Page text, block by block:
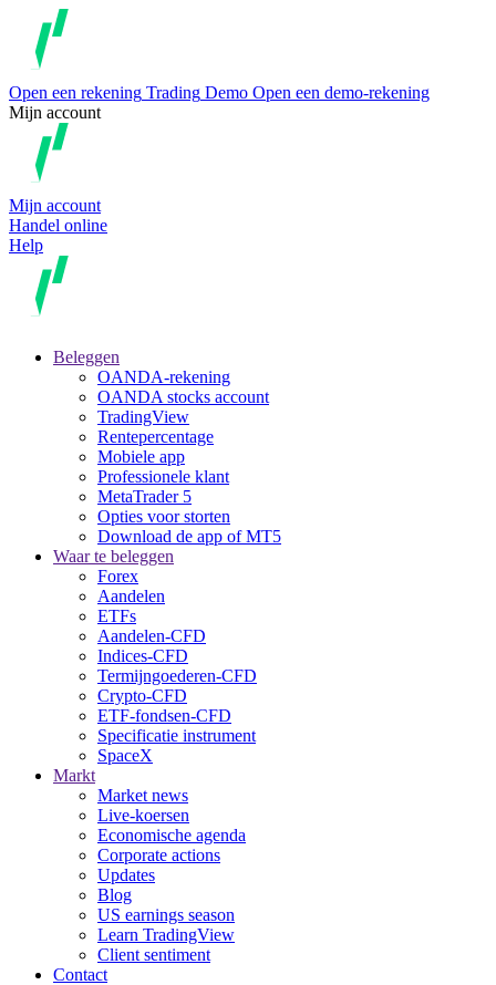
Open een rekening Trading Demo Open een demo-rekening
Mijn account
Mijn account
Handel online
Help
Beleggen
OANDA-rekening
OANDA stocks account
TradingView
Rentepercentage
Mobiele app
Professionele klant
MetaTrader 5
Opties voor storten
Download de app of MT5
Waar te beleggen
Forex
Aandelen
ETFs
Aandelen-CFD
Indices-CFD
Termijngoederen-CFD
Crypto-CFD
ETF-fondsen-CFD
Specificatie instrument
SpaceX
Markt
Market news
Live-koersen
Economische agenda
Corporate actions
Updates
Blog
US earnings season
Learn TradingView
Client sentiment
Contact